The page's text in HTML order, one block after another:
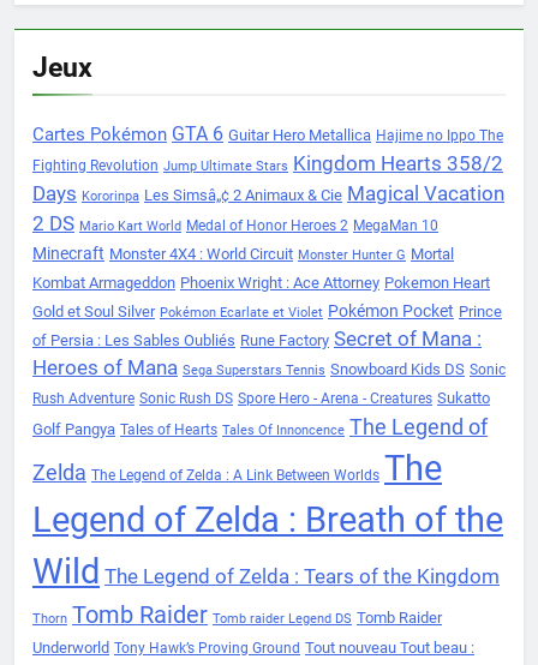
Jeux
Cartes Pokémon GTA 6 Guitar Hero Metallica Hajime no Ippo The
Fighting Revolution Jump Ultimate Stars Kingdom Hearts 358/2
Days Kororinpa Les Simsâ„¢ 2 Animaux & Cie Magical Vacation
2 DS Mario Kart World Medal of Honor Heroes 2 MegaMan 10
Minecraft Monster 4X4 : World Circuit Monster Hunter G Mortal
Kombat Armageddon Phoenix Wright : Ace Attorney Pokemon Heart
Gold et Soul Silver Pokémon Ecarlate et Violet Pokémon Pocket Prince
of Persia : Les Sables Oubliés Rune Factory Secret of Mana :
Heroes of Mana Sega Superstars Tennis Snowboard Kids DS Sonic
Rush Adventure Sonic Rush DS Spore Hero - Arena - Creatures Sukatto
Golf Pangya Tales of Hearts Tales Of Innoncence The Legend of
Zelda The Legend of Zelda : A Link Between Worlds The
Legend of Zelda : Breath of the
Wild The Legend of Zelda : Tears of the Kingdom
Thorn Tomb Raider Tomb raider Legend DS Tomb Raider
Underworld Tony Hawk’s Proving Ground Tout nouveau Tout beau :